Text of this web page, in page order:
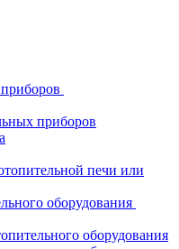
приборов
печи или
оборудования
оборудования